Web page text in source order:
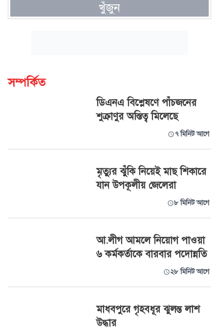
খুঁজুন
সম্পর্কিত
ডিএনএ বিশ্লেষণে পাঁচজনের
শুক্রাণুর অস্তিত্ব মিলেছে
৭ মিনিট আগে
মৃত্যুর ঝুঁকি নিয়েই মাছ শিকারে
যান উপকূলীয় জেলেরা
৮ মিনিট আগে
আ.লীগ আমলে নিয়োগ পাওয়া
৬ কর্মকর্তাকে বারবার পদোন্নতি
২৮ মিনিট আগে
মাধবপুরে গৃহবধূর ঝুলন্ত লাশ
উদ্ধার